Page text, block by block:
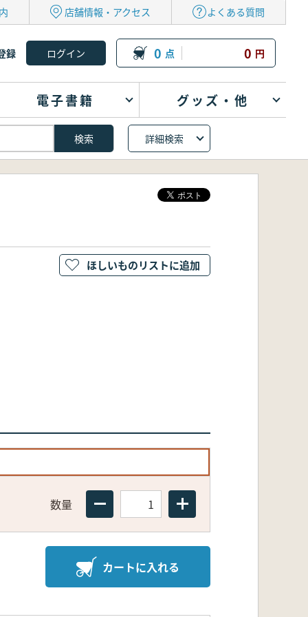
店舗情報・アクセス よくある質問
録 0 点 0 円
電子書籍 グッズ・他
詳細検索
数量
カートに入れる
ほしいものリストに追加